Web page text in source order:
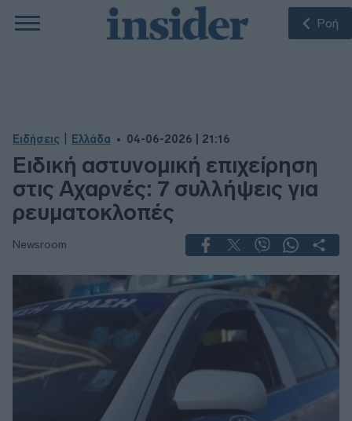
Ροή
Ειδήσεις Ελλάδα 04-06-2026 | 21:16
Ειδική αστυνομική επιχείρηση
στις Αχαρνές: 7 συλλήψεις για
ρευματοκλοπές
Newsroom